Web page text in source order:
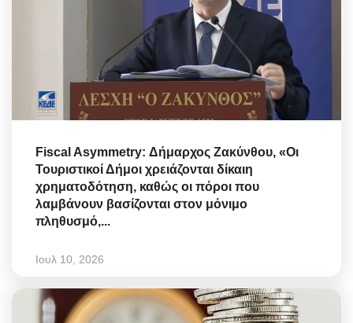
Fiscal Asymmetry: Δήμαρχος Ζακύνθου, «Οι
Τουριστικοί Δήμοι χρειάζονται δίκαιη
χρηματοδότηση, καθώς οι πόροι που
λαμβάνουν βασίζονται στον μόνιμο
πληθυσμό,...
Ιουλ 10, 2026